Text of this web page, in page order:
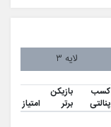
لایه ۳
کسب
پنالتی
بازیکن
برتر
امتیاز